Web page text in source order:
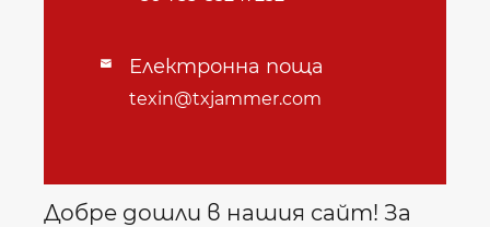
 Електронна поща
texin@txjammer.com
Добре дошли в нашия сайт! За